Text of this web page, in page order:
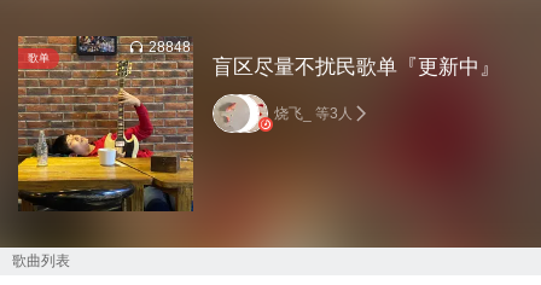
歌单
28848
盲区尽量不扰民歌单『更新中』
烧飞_ 等3人
歌曲列表